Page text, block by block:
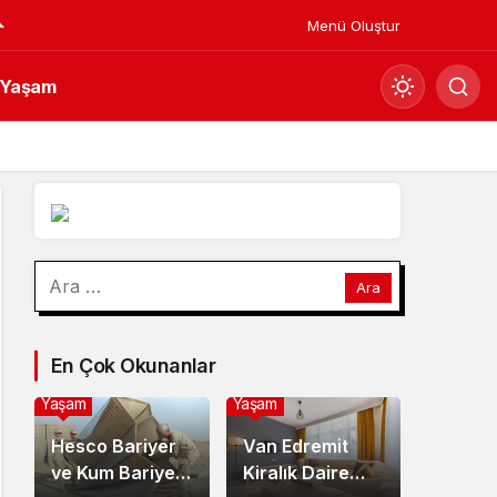
Menü Oluştur
Yaşam
Mod
değiştir
Gece modunu seçin.
Sistem Modu
Sistem modunu seçin.
En Çok Okunanlar
Hesco Bariyer
ve Kum Bariyeri
Yaşam
Van Edremit
Kiralık Daire
Yaşam